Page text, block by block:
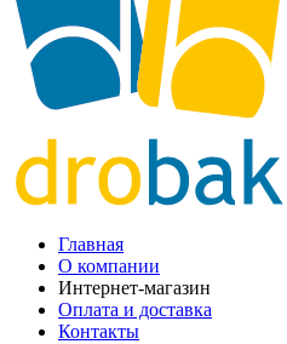
Главная
О компании
Интернет-магазин
Оплата и доставка
Контакты